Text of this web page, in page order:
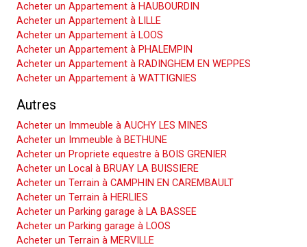
Acheter un Appartement à HAUBOURDIN
Acheter un Appartement à LILLE
Acheter un Appartement à LOOS
Acheter un Appartement à PHALEMPIN
Acheter un Appartement à RADINGHEM EN WEPPES
Acheter un Appartement à WATTIGNIES
Autres
Acheter un Immeuble à AUCHY LES MINES
Acheter un Immeuble à BETHUNE
Acheter un Propriete equestre à BOIS GRENIER
Acheter un Local à BRUAY LA BUISSIERE
Acheter un Terrain à CAMPHIN EN CAREMBAULT
Acheter un Terrain à HERLIES
Acheter un Parking garage à LA BASSEE
Acheter un Parking garage à LOOS
Acheter un Terrain à MERVILLE